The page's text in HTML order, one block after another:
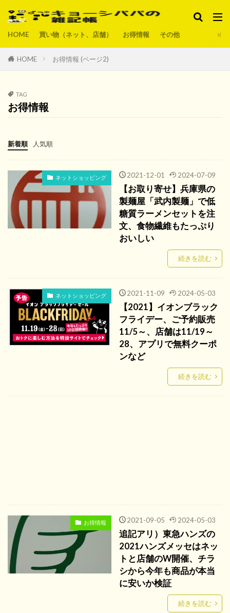
HOME 買い物（ネット、店舗） お得情報 その他
HOME お得情報 (ページ2)
TAG
お得情報
新着順 人気順
ネットショッピング 2021-12-01 2024-07-09
【お取り寄せ】兵庫県の
製麺屋「武内製麺」で低
糖質ラーメンセットを注
文、食物繊維もたっぷり
おいしい
続きを読む
ネットショッピング 2021-11-09 2024-05-03
【2021】イオンブラック
フライデー、ご予約販売
11/5～、店舗は11/19～
28、アプリで無料クーポ
ンなど
続きを読む
お得情報 2021-09-05 2024-05-03
追記アリ）東急ハンズの
2021ハンズメッセはネッ
トと店舗のW開催、チラ
シから今年も商品が本当
に安いか検証
続きを読む